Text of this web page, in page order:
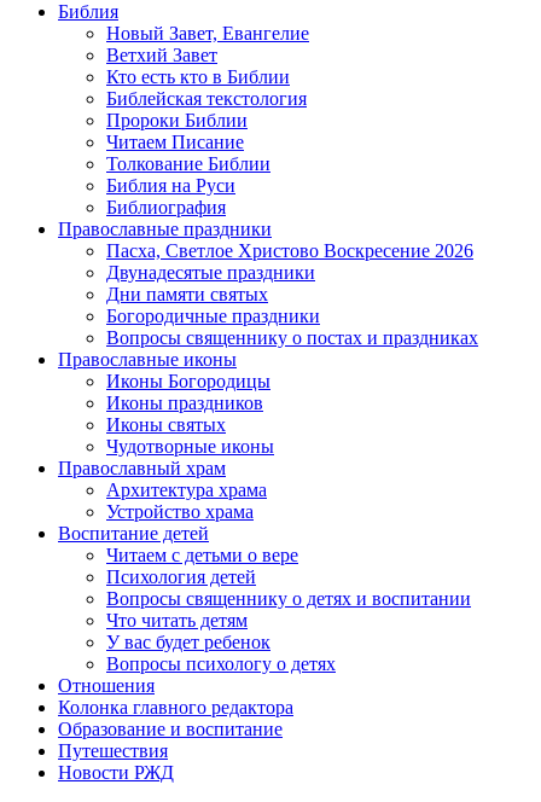
Библия
Новый Завет, Евангелие
Ветхий Завет
Кто есть кто в Библии
Библейская текстология
Пророки Библии
Читаем Писание
Толкование Библии
Библия на Руси
Библиография
Православные праздники
Пасха, Светлое Христово Воскресение 2026
Двунадесятые праздники
Дни памяти святых
Богородичные праздники
Вопросы священнику о постах и праздниках
Православные иконы
Иконы Богородицы
Иконы праздников
Иконы святых
Чудотворные иконы
Православный храм
Архитектура храма
Устройство храма
Воспитание детей
Читаем с детьми о вере
Психология детей
Вопросы священнику о детях и воспитании
Что читать детям
У вас будет ребенок
Вопросы психологу о детях
Отношения
Колонка главного редактора
Образование и воспитание
Путешествия
Новости РЖД